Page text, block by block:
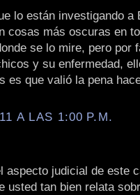
lo están investigando a
cosas más oscuras en
se lo mire, pero por
y su enfermedad,
es que valió la pena
A LAS 1:00 P.M.
aspecto judicial de este
usted tan bien relata